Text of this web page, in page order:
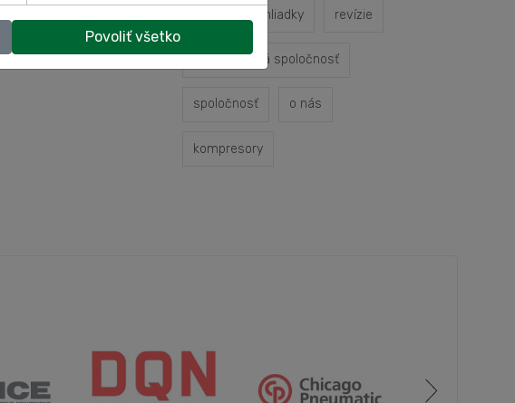
odborné prehliadky revízie
autoservisná spoločnosť
spoločnosť o nás
kompresory
Povoliť všetko